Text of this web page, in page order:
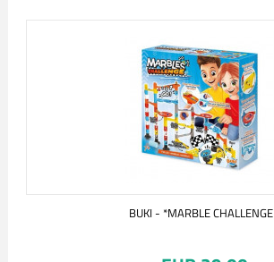
BUKI - *MARBLE CHALLENGE